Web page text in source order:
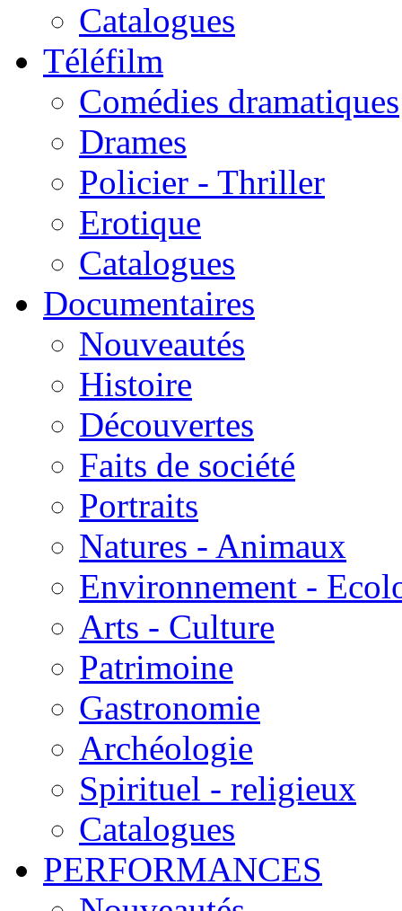
Catalogues
Téléfilm
Comédies dramatiques
Drames
Policier - Thriller
Erotique
Catalogues
Documentaires
Nouveautés
Histoire
Découvertes
Faits de société
Portraits
Natures - Animaux
Environnement -
Arts - Culture
Patrimoine
Gastronomie
Archéologie
Spirituel - religieux
Catalogues
PERFORMANCES